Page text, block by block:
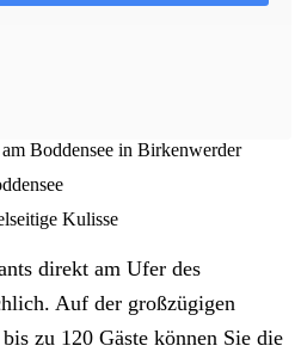
Boddensee in Birkenwerder
Kulisse
direkt am Ufer des
Auf der großzügigen
zu 120 Gäste können Sie die